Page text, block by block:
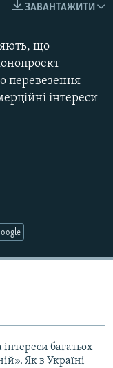
ЗАВАНТАЖИТИ
що
перевезення
інтереси
багатьох
Як в Україні